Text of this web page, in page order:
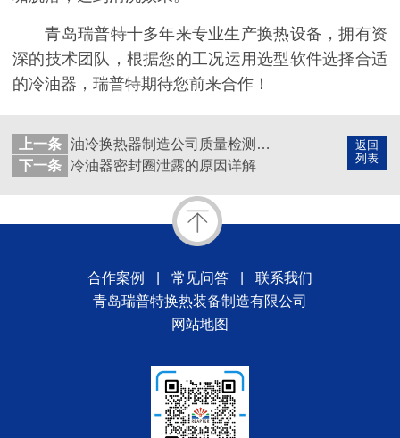
青岛瑞普特十多年来专业生产换热设备，拥有资
深的技术团队，根据您的工况运用选型软件选择合适
的冷油器 ，瑞普特期待您前来合作！
返回
列表
上一条
油冷换热器制造公司质量检测环节是生产实力的体现
下一条 冷油器密封圈泄露的原因详解
合作案例 常见问答
联系我们
青岛瑞普特换热装备制造有限公司
网站地图